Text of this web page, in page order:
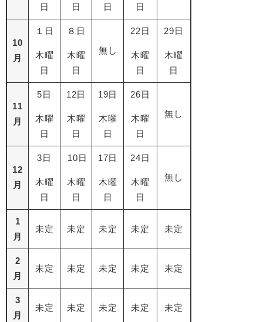
日
日
日
日
10
月
１日
木曜
日
８日
木曜
日
無し
22日
木曜
日
29日
木曜
日
11
月
5日
木曜
日
12日
木曜
日
19日
木曜
日
26日
木曜
日
無し
12
月
3日
木曜
日
10日
木曜
日
17日
木曜
日
24日
木曜
日
無し
1
月
未定 未定 未定 未定 未定
2
月
未定 未定 未定 未定 未定
3
月
未定 未定 未定 未定 未定